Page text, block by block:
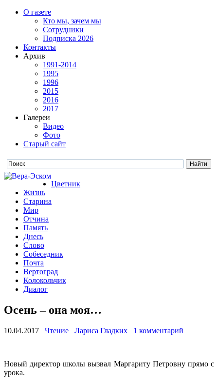
О газете
Кто мы, зачем мы
Сотрудники
Подписка 2026
Контакты
Архив
1991-2014
1995
1996
2015
2016
2017
Галереи
Видео
Фото
Старый сайт
Цветник
Жизнь
Старина
Мир
Отчина
Память
Днесь
Слово
Собеседник
Почта
Вертоград
Колокольчик
Диалог
Осень – она моя…
10.04.2017 Чтение Лариса Гладких 1 комментарий
Новый директор школы вызвал Маргариту Петровну прямо с
урока.